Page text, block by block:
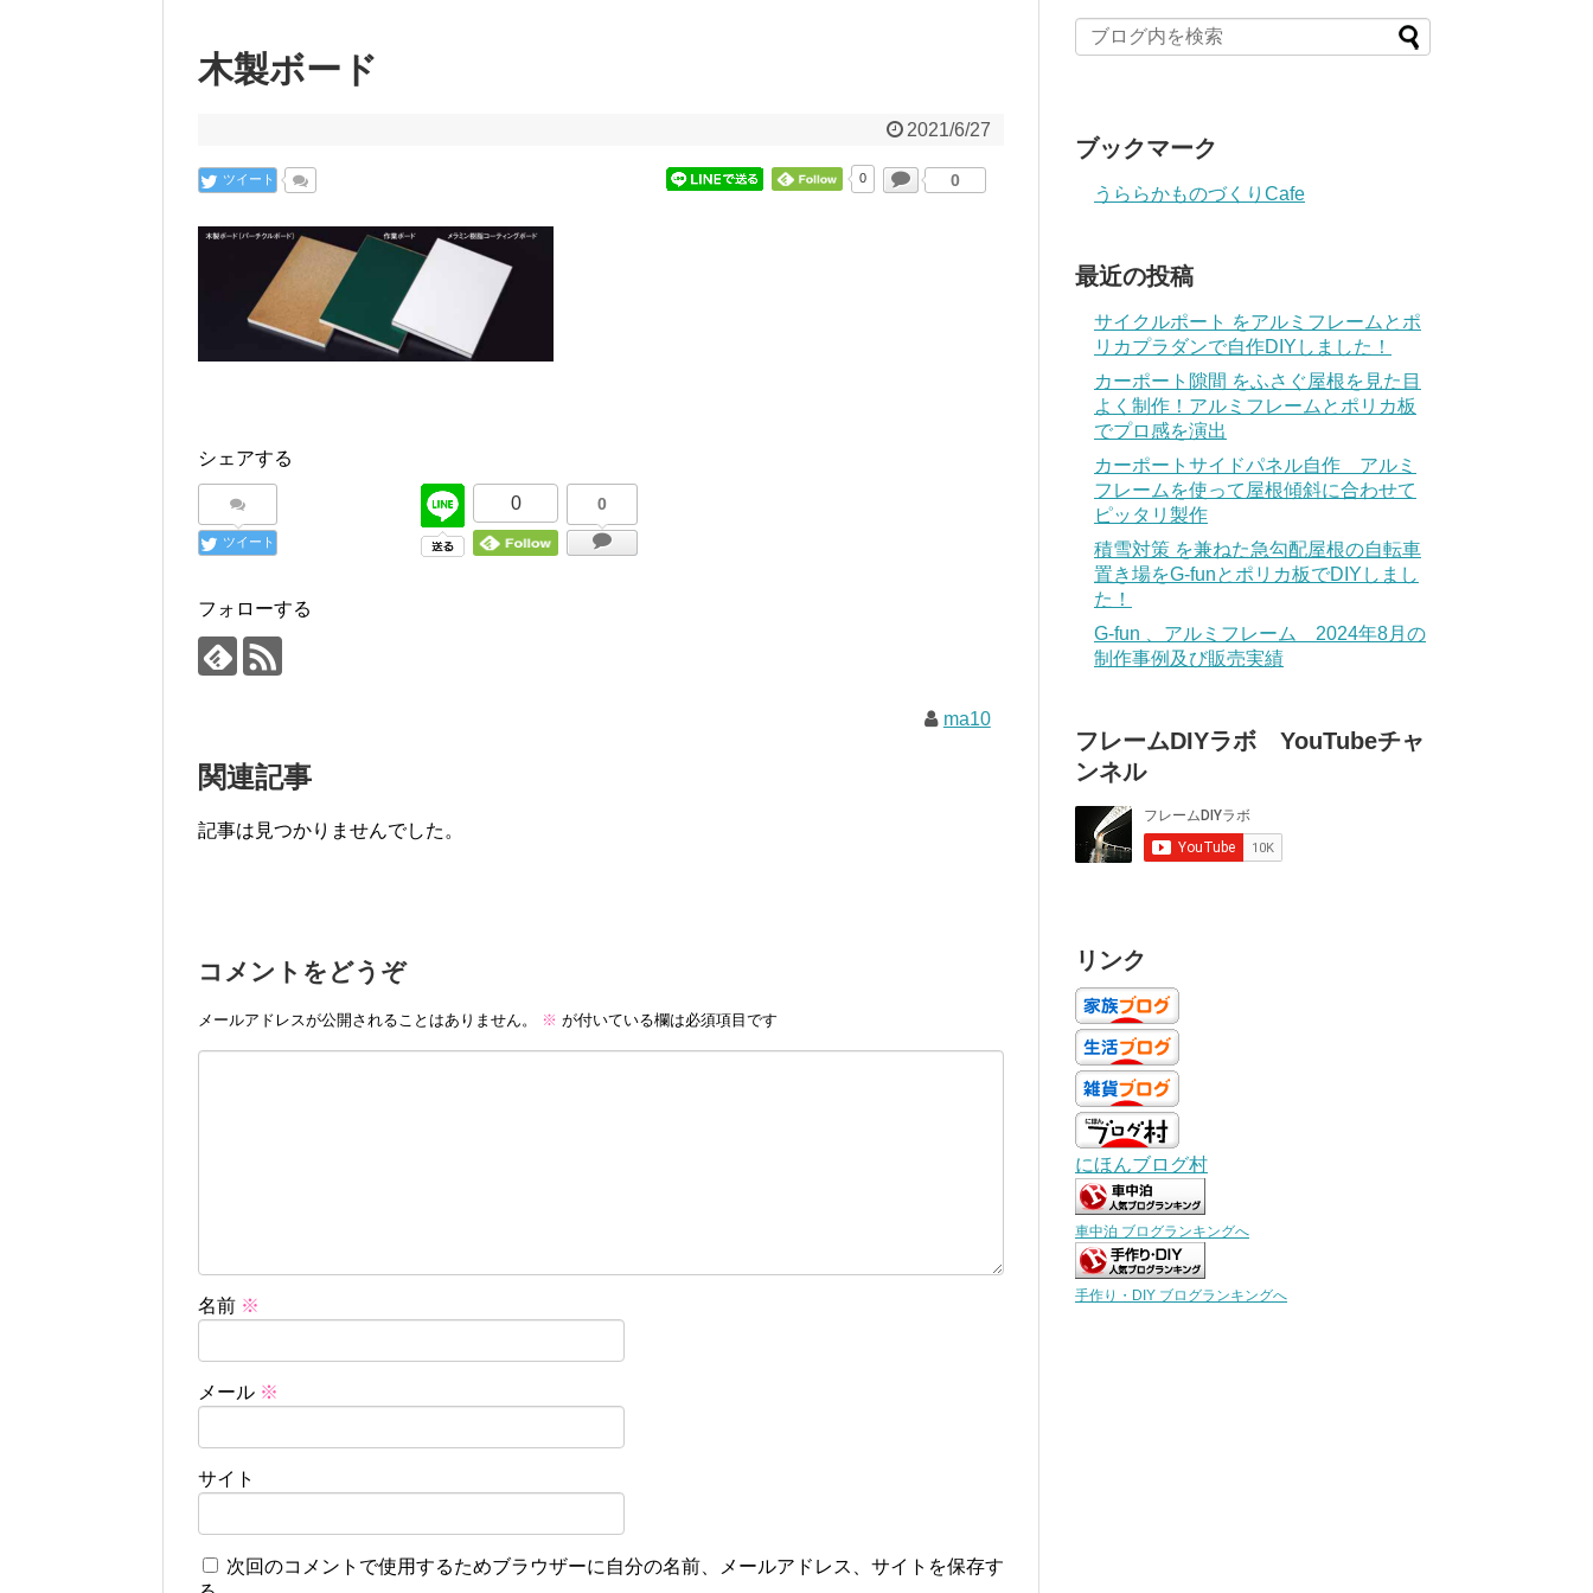
木製ボード
2021/6/27
ツイート 0 0
シェアする
ツイート
0 0
フォローする
ma10
関連記事
記事は見つかりませんでした。
コメントをどうぞ
メールアドレスが公開されることはありません。 ※ が付いている欄は必須項目です
名前 ※
メール ※
サイト
次回のコメントで使用するためブラウザーに自分の名前、メールアドレス、サイトを保存す
ブックマーク
うららかものづくりCafe
最近の投稿
サイクルポート をアルミフレームとポ
リカプラダンで自作DIYしました！
カーポート隙間 をふさぐ屋根を見た目
よく制作！アルミフレームとポリカ板
でプロ感を演出
カーポートサイドパネル自作 アルミ
フレームを使って屋根傾斜に合わせて
ピッタリ製作
積雪対策 を兼ねた急勾配屋根の自転車
置き場をG-funとポリカ板でDIYしまし
た！
G-fun 、アルミフレーム 2024年8月の
制作事例及び販売実績
フレームDIYラボ YouTubeチャ
ンネル
リンク
にほんブログ村
車中泊 ブログランキングへ
手作り・DIY ブログランキングへ